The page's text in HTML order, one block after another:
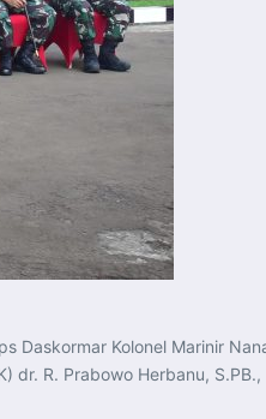
Daskormar Kolonel Marinir
dr. R. Prabowo Herbanu, S.PB.,